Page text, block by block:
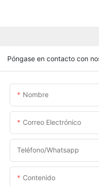
Póngase en contacto con
Nombre
Correo Electrónico
Teléfono/whatsapp
Contenido